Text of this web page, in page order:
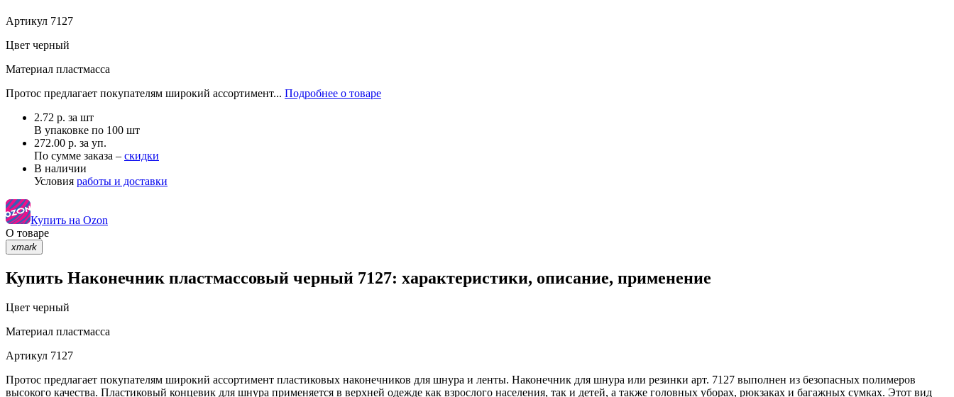
Артикул 7127
Цвет черный
Материал пластмасса
Протос предлагает покупателям широкий ассортимент... Подробнее о товаре
2.72 р. за шт
В упаковке по 100 шт
272.00 р. за уп.
По сумме заказа – скидки
В наличии
Условия работы и доставки
Купить на Ozon
О товаре
xmark
Купить Наконечник пластмассовый черный 7127: характеристики, описание, применение
Цвет черный
Материал пластмасса
Артикул 7127
Протос предлагает покупателям широкий ассортимент пластиковых наконечников для шнура и ленты. Наконечник для шнура или резинки арт. 7127 выполнен из безопасных полимеров
высокого качества. Пластиковый концевик для шнура применяется в верхней одежде как взрослого населения, так и детей, а также головных уборах, рюкзаках и багажных сумках. Этот вид